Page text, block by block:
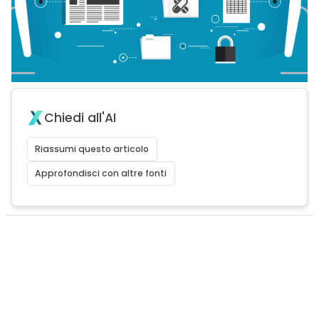
Chiedi all'AI
Riassumi questo articolo
Approfondisci con altre fonti